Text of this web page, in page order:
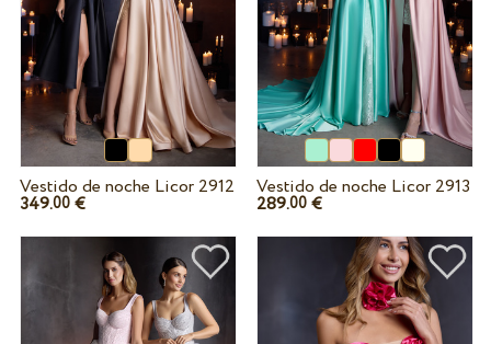
Vestido de noche Licor 2912
349.00€
Vestido de noche Licor 2913
289.00 €